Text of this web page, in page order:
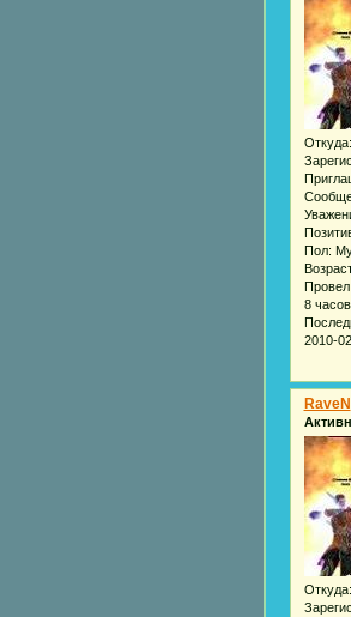
Откуда:
Пол:
8
2010-
RaveN
Откуда: